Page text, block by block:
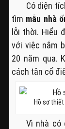
Có diện
tìm mẫu nhà
lỗi thời. Hiểu
với việc nắm
20 năm qua.
cách tân cổ
Hồ sơ
Vì nhà có